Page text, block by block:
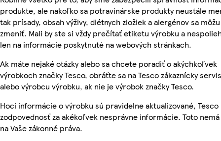
produkte, ale nakoľko sa potravinárske produkty neustále
tak prísady, obsah výživy, diétnych zložiek a alergénov sa môžu
zmeniť. Mali by ste si vždy prečítať etiketu výrobku a
len na informácie poskytnuté na webových stránkach.
Ak máte nejaké otázky alebo sa chcete poradiť o akýchkoľvek
výrobkoch značky Tesco, obráťte sa na Tesco zákaznícky
alebo výrobcu výrobku, ak nie je výrobok značky Tesco.
Hoci informácie o výrobku sú pravidelne aktualizované, Tesco
zodpovednosť za akékoľvek nesprávne informácie. Toto
na Vaše zákonné práva.